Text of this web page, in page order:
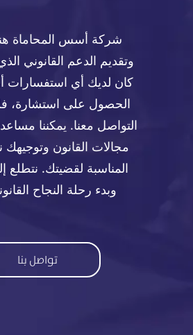
شركة أسس المحاماة
وتقديم الدعم القانوني
كان لديك أي استفسارات
الحصول على استشارة،
التواصل معنا. يمكننا
مجالات القانون وتوجيهك
المناسبة لقضيتك.
وبدء رحلة النجاح
تواصل بنا